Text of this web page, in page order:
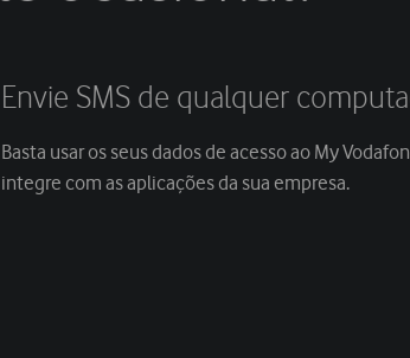
Envie SMS de qualquer
Basta usar os seus dados de acesso ao My
integre com as aplicações da sua empresa.